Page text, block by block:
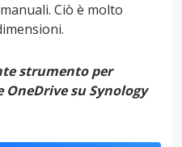
Ciò è molto
strumento per
su Synology